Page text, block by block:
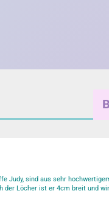
Judy, sind aus sehr
der Löcher ist er 4cm breit und